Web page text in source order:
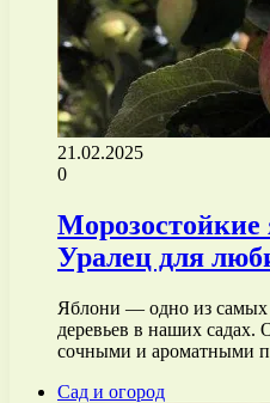
21.02.2025
0
Морозостойкие
Уралец для
Яблони — одно из
деревьев в наших
сочными и ароматными
Сад и огород